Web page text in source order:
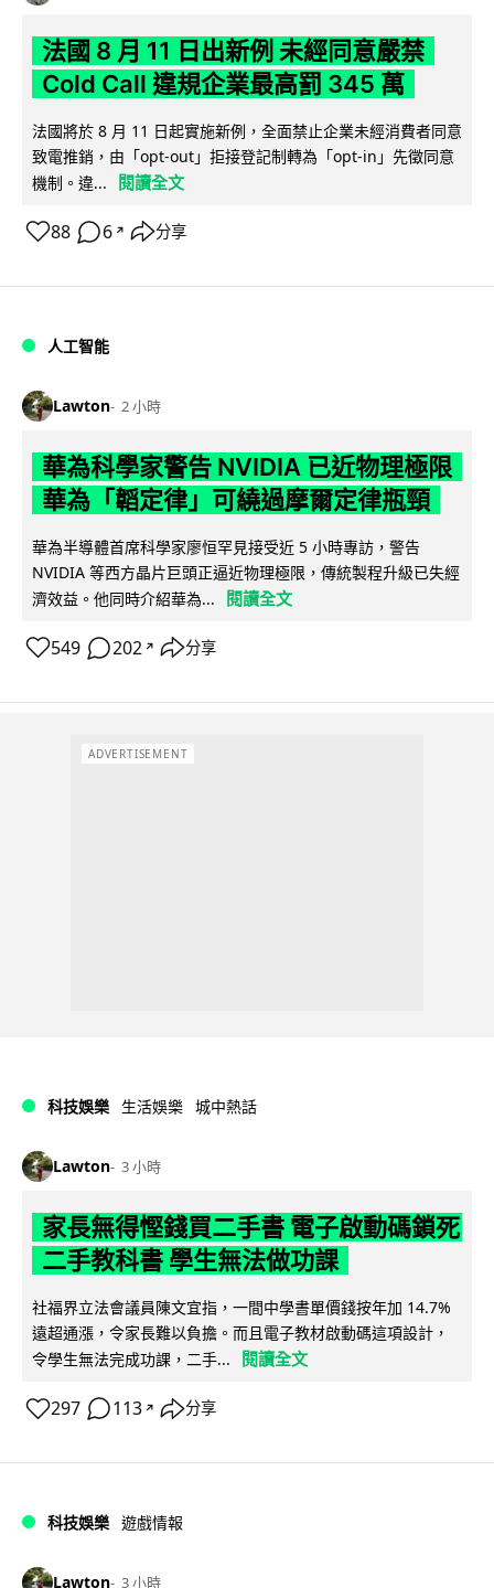
法國 8 月 11 日出新例 未經同意嚴禁
Cold Call 違規企業最高罰 345 萬
法國將於 8 月 11 日起實施新例，全面禁止企業未經消費者同意
致電推銷，由「opt-out」拒接登記制轉為「opt-in」先徵同意
機制。違...
閱讀全文
88 6 ↗ 分享
人工智能
Lawton 2 小時
華為科學家警告 NVIDIA 已近物理極限
華為「韜定律」可繞過摩爾定律瓶頸
華為半導體首席科學家廖恒罕見接受近 5 小時專訪，警告
NVIDIA 等西方晶片巨頭正逼近物理極限，傳統製程升級已失經
濟效益。他同時介紹華為...
閱讀全文
549 202 ↗ 分享
ADVERTISEMENT
科技娛樂 生活娛樂 城中熱話
Lawton 3 小時
家長無得慳錢買二手書 電子啟動碼鎖死
二手教科書 學生無法做功課
社福界立法會議員陳文宜指，一間中學書單價錢按年加 14.7%
遠超通漲，令家長難以負擔。而且電子教材啟動碼這項設計，
令學生無法完成功課，二手...
閱讀全文
297 113 ↗ 分享
科技娛樂 遊戲情報
Lawton 3 小時